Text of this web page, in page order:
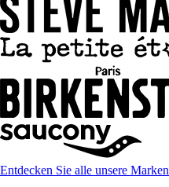
Entdecken Sie alle unsere Marken